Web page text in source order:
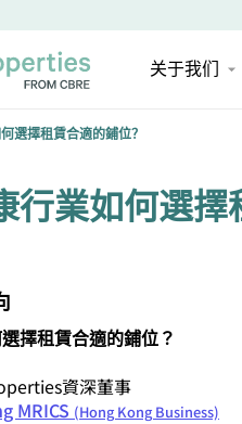
关于我们
選擇租賃合適的鋪位？
行業如何選擇
擇租賃合適的鋪位？
資深董事
MRICS (Hong Kong Business)